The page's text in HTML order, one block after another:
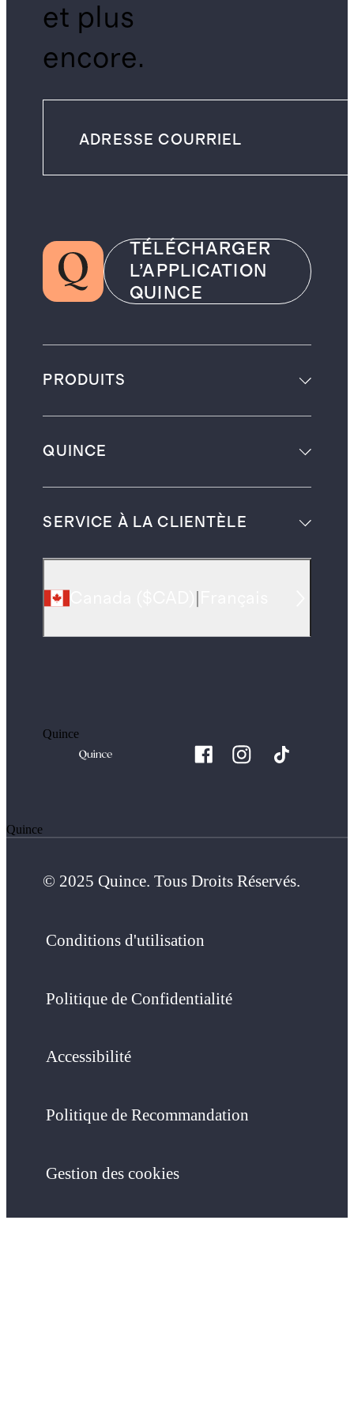
et plus
encore.
TÉLÉCHARGER
L’APPLICATION
QUINCE
PRODUITS
QUINCE
SERVICE À LA CLIENTÈLE
Quince
Quince
© 2025 Quince. Tous Droits Réservés.
Conditions d'utilisation
Politique de Confidentialité
Accessibilité
Politique de Recommandation
Gestion des cookies